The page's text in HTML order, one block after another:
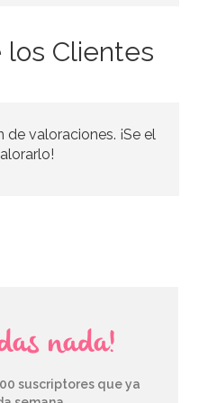
los Clientes
valoraciones. ¡Se el
nada!
suscriptores que ya